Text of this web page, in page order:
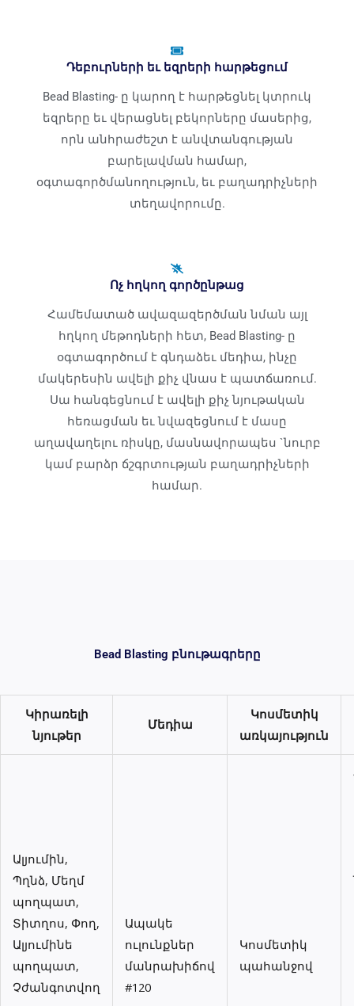
Դեբուրների եւ եզրերի հարթեցում
Bead Blasting- ը կարող է հարթեցնել կտրուկ
եզրերը եւ վերացնել բեկորները մասերից,
որն անհրաժեշտ է անվտանգության
բարելավման համար,
օգտագործմանողություն, եւ բաղադրիչների
տեղավորումը.
Ոչ հղկող գործընթաց
Համեմատած ավազազերծման նման այլ
հղկող մեթոդների հետ, Bead Blasting- ը
օգտագործում է գնդաձեւ մեդիա, ինչը
մակերեսին ավելի քիչ վնաս է պատճառում.
Սա հանգեցնում է ավելի քիչ նյութական
հեռացման եւ նվազեցնում է մասը
աղավաղելու ռիսկը, մասնավորապես `նուրբ
կամ բարձր ճշգրտության բաղադրիչների
համար.
Bead Blasting բնութագրերը
Կիրառելի
նյութեր
Մեդիա
Կոսմետիկ
առկայություն
Ալյումին,
Պղնձ, Մեղմ
պողպատ,
Տիտղոս, Փող,
Ալյումինե
պողպատ,
Չժանգոտվող
Ապակե
ուլունքներ
մանրախիճով
#120
Կոսմետիկ
պահանջով